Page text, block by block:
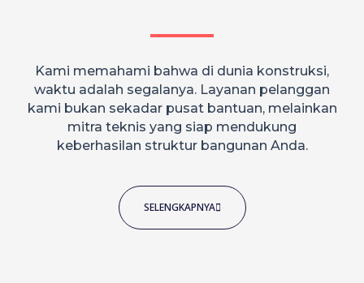
Kami memahami bahwa di dunia konstruksi,
waktu adalah segalanya. Layanan pelanggan
kami bukan sekadar pusat bantuan, melainkan
mitra teknis yang siap mendukung
keberhasilan struktur bangunan Anda.
SELENGKAPNYA